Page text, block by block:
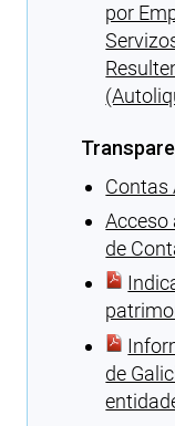
por
Contas
Acceso
de
de